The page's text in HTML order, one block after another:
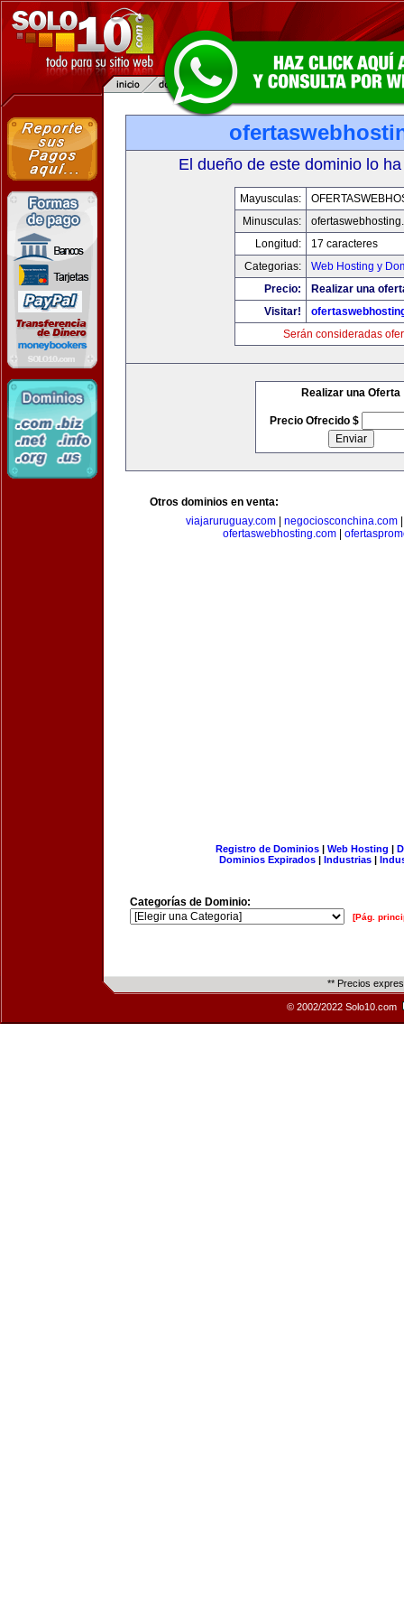
El dueño de este dominio lo
Mayusculas:
Minusculas:
Longitud:
17 caracteres
Categorias:
Web Hosting y
Precio:
Realizar una
Visitar!
Serán consideradas
Realizar una Oferta
Precio Ofrecido $
Otros dominios en venta:
viajaruruguay.com| negociosconchina.com
ofertaswebhosting.com|
Registro de Dominios| Web Hosting |
Dominios Expirados | Industrias |
Categorías de Dominio:
[Pág.
** Precios
© 2002/2022 Solo10.com